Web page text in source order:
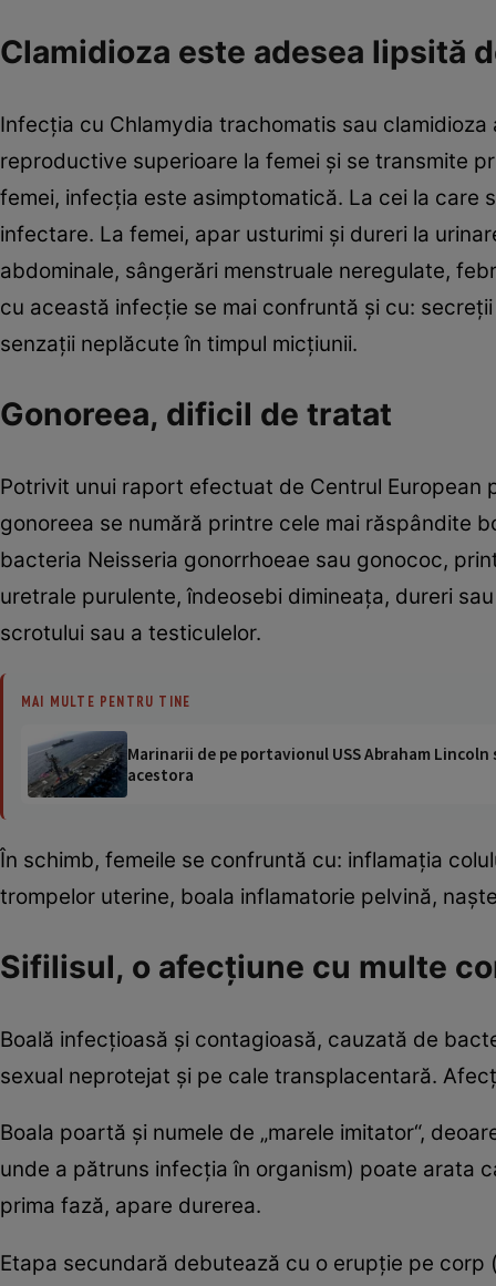
Clamidioza este adesea lipsită
Infecţia cu Chlamydia trachomatis sau
reproductive superioare la femei şi se transmite
femei, infecţia este asimptomatică. La cei la care
infectare. La femei, apar usturimi şi dureri la
abdominale, sângerări menstruale neregulate,
cu această infecţie se mai confruntă şi cu:
senzaţii neplăcute în timpul micţiunii.
Gonoreea, dificil de tratat
Potrivit unui raport efectuat de Centrul European
gonoreea se numără printre cele mai răspândite
bacteria Neisseria gonorrhoeae sau gonococ,
uretrale purulente, îndeosebi dimineaţa, dureri
scrotului sau a testiculelor.
MAI MULTE PENTRU TINE
Marinarii de pe portavionul USS Abraham
acestora
În schimb, femeile se confruntă cu: inflamaţia
trompelor uterine, boala inflamatorie pelvină,
Sifilisul, o afecţiune cu multe
Boală infecţioasă şi contagioasă, cauzată de
sexual neprotejat şi pe cale transplacentară.
Boala poartă şi numele de „marele imitator“,
unde a pătruns infecţia în organism) poate arata
prima fază, apare durerea.
Etapa secundară debutează cu o erupţie pe